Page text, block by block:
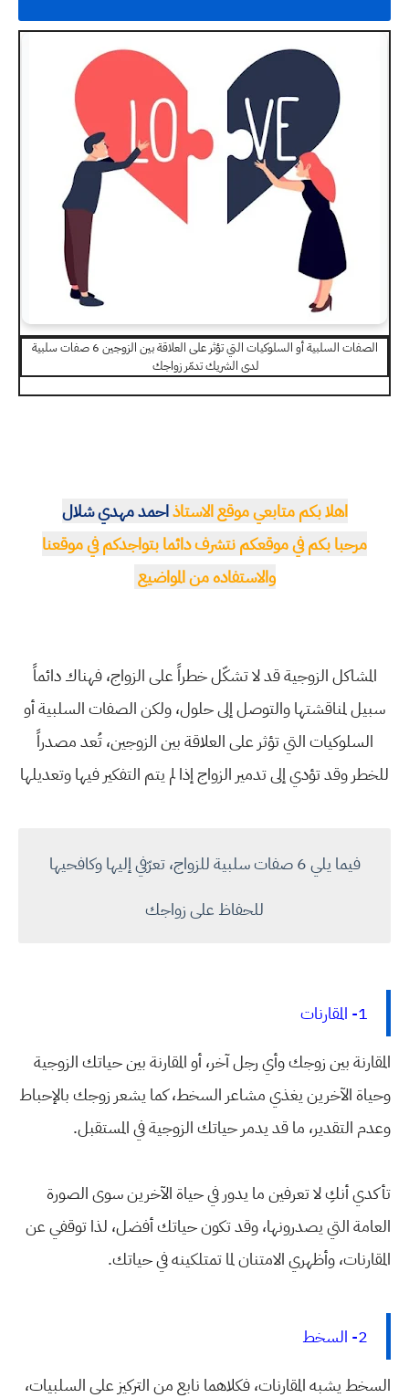
الصفات السلبية أو السلوكيات التي تؤثر على العلاقة بين الزوجين 6 صفات سلبية
لدى الشريك تدمّر زواجك
اهلا بكم متابعي موقع الاستاذاحمد مهدي شلال
مرحبا بكم في موقعكم نتشرف دائما بتواجدكم في موقعنا
والاستفاده من المواضيع
المشاكل الزوجية قد لا تشكّل خطراً على الزواج، فهناك دائماً
سبيل لمناقشتها والتوصل إلى حلول، ولكن الصفات السلبية أو
السلوكيات التي تؤثر على العلاقة بين الزوجين، تُعد مصدراً
للخطر وقد تؤدي إلى تدمير الزواج إذا لم يتم التفكير فيها وتعديلها
فيما يلي 6 صفات سلبية للزواج، تعرّفي إليها وكافحيها
للحفاظ على زواجك
1- المقارنات
المقارنة بين زوجك وأي رجل آخر، أو المقارنة بين حياتك الزوجية
وحياة الآخرين يغذي مشاعر السخط، كما يشعر زوجك بالإحباط
وعدم التقدير، ما قد يدمر حياتك الزوجية في المستقبل.
تأكدي أنكِ لا تعرفين ما يدور في حياة الآخرين سوى الصورة
العامة التي يصدرونها، وقد تكون حياتك أفضل، لذا توقفي عن
المقارنات، وأظهري الامتنان لما تمتلكينه في حياتك.
2- السخط
السخط يشبه المقارنات، فكلاهما نابع من التركيز على السلبيات،